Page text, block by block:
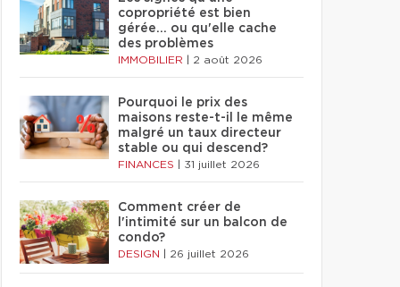
copropriété est bien
gérée… ou qu'elle cache
des problèmes
IMMOBILIER 2 août 2026
Pourquoi le prix des
maisons reste-t-il le même
malgré un taux directeur
stable ou qui descend?
FINANCES 31 juillet 2026
Comment créer de
l'intimité sur un balcon de
condo?
DESIGN 26 juillet 2026